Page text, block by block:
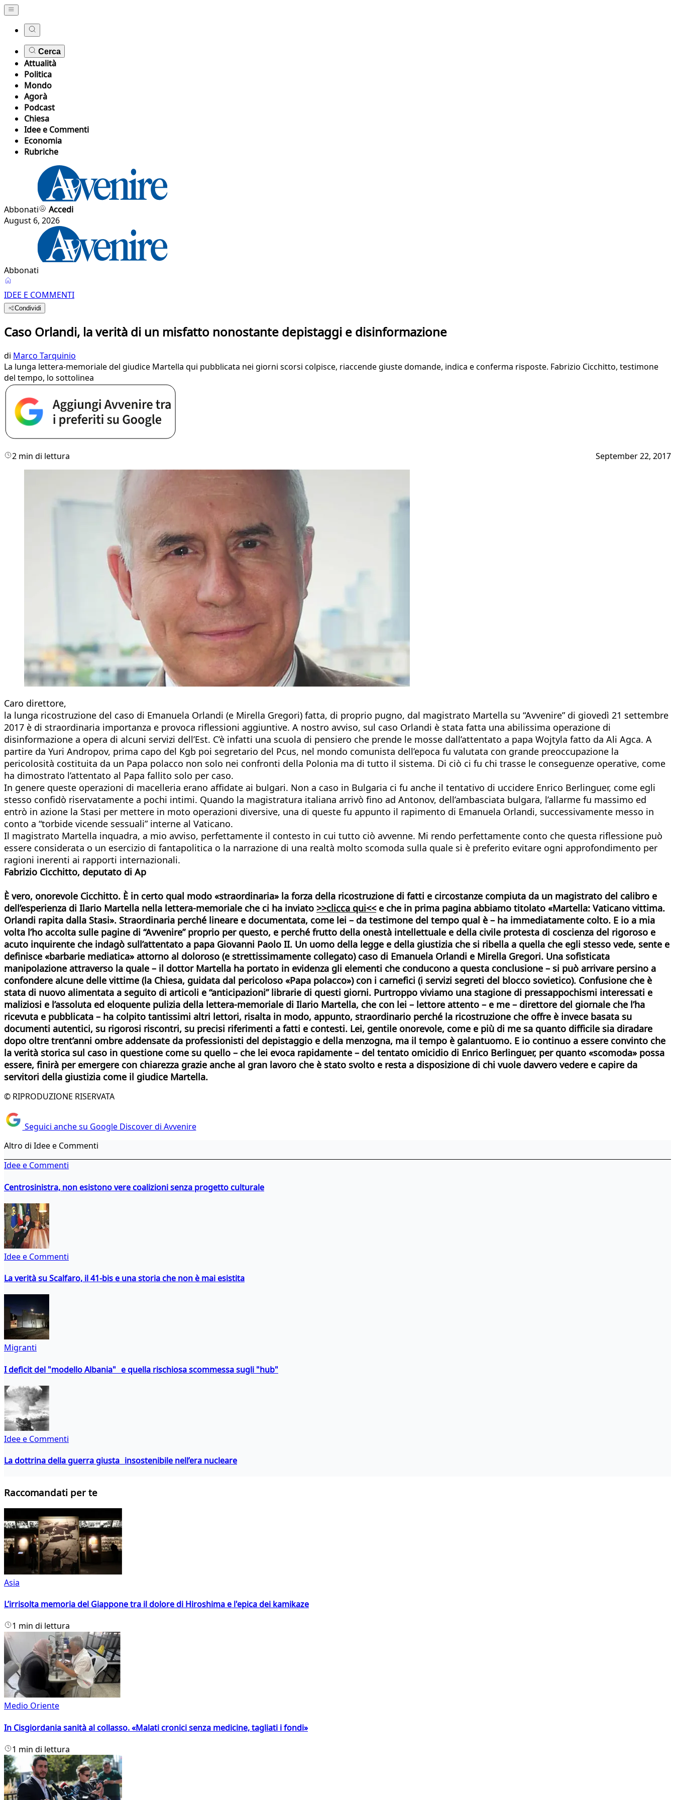
Cerca
Attualità
Politica
Mondo
Agorà
Podcast
Chiesa
Idee e Commenti
Economia
Rubriche
Abbonati
Accedi
August 6, 2026
Abbonati
IDEE E COMMENTI
Condividi
Caso Orlandi, la verità di un misfatto nonostante depistaggi e disinformazione
di Marco Tarquinio
La lunga lettera-memoriale del giudice Martella qui pubblicata nei giorni scorsi colpisce, riaccende giuste domande, indica e conferma risposte. Fabrizio Cicchitto, testimone
del tempo, lo sottolinea
2 min di lettura September 22, 2017
Caro direttore,
la lunga ricostruzione del caso di Emanuela Orlandi (e Mirella Gregori) fatta, di proprio pugno, dal magistrato Martella su “Avvenire” di giovedì 21 settembre
2017 è di straordinaria importanza e provoca riflessioni aggiuntive. A nostro avviso, sul caso Orlandi è stata fatta una abilissima operazione di
disinformazione a opera di alcuni servizi dell’Est. C’è infatti una scuola di pensiero che prende le mosse dall’attentato a papa Wojtyla fatto da Ali Agca. A
partire da Yuri Andropov, prima capo del Kgb poi segretario del Pcus, nel mondo comunista dell’epoca fu valutata con grande preoccupazione la
pericolosità costituita da un Papa polacco non solo nei confronti della Polonia ma di tutto il sistema. Di ciò ci fu chi trasse le conseguenze operative, come
ha dimostrato l’attentato al Papa fallito solo per caso.
In genere queste operazioni di macelleria erano affidate ai bulgari. Non a caso in Bulgaria ci fu anche il tentativo di uccidere Enrico Berlinguer, come egli
stesso confidò riservatamente a pochi intimi. Quando la magistratura italiana arrivò fino ad Antonov, dell’ambasciata bulgara, l’allarme fu massimo ed
entrò in azione la Stasi per mettere in moto operazioni diversive, una di queste fu appunto il rapimento di Emanuela Orlandi, successivamente messo in
conto a “torbide vicende sessuali” interne al Vaticano.
Il magistrato Martella inquadra, a mio avviso, perfettamente il contesto in cui tutto ciò avvenne. Mi rendo perfettamente conto che questa riflessione può
essere considerata o un esercizio di fantapolitica o la narrazione di una realtà molto scomoda sulla quale si è preferito evitare ogni approfondimento per
ragioni inerenti ai rapporti internazionali.
Fabrizio Cicchitto, deputato di Ap
È vero, onorevole Cicchitto. È in certo qual modo «straordinaria» la forza della ricostruzione di fatti e circostanze compiuta da un magistrato del calibro e
dell’esperienza di Ilario Martella nella lettera-memoriale che ci ha inviato >>clicca qui<<e che in prima pagina abbiamo titolato «Martella: Vaticano vittima.
Orlandi rapita dalla Stasi». Straordinaria perché lineare e documentata, come lei – da testimone del tempo qual è – ha immediatamente colto. E io a mia
volta l’ho accolta sulle pagine di “Avvenire” proprio per questo, e perché frutto della onestà intellettuale e della civile protesta di coscienza del rigoroso e
acuto inquirente che indagò sull’attentato a papa Giovanni Paolo II. Un uomo della legge e della giustizia che si ribella a quella che egli stesso vede, sente e
definisce «barbarie mediatica» attorno al doloroso (e strettissimamente collegato) caso di Emanuela Orlandi e Mirella Gregori. Una sofisticata
manipolazione attraverso la quale – il dottor Martella ha portato in evidenza gli elementi che conducono a questa conclusione – si può arrivare persino a
confondere alcune delle vittime (la Chiesa, guidata dal pericoloso «Papa polacco») con i carnefici (i servizi segreti del blocco sovietico). Confusione che è
stata di nuovo alimentata a seguito di articoli e “anticipazioni” librarie di questi giorni. Purtroppo viviamo una stagione di pressappochismi interessati e
maliziosi e l’assoluta ed eloquente pulizia della lettera-memoriale di Ilario Martella, che con lei – lettore attento – e me – direttore del giornale che l’ha
ricevuta e pubblicata – ha colpito tantissimi altri lettori, risalta in modo, appunto, straordinario perché la ricostruzione che offre è invece basata su
documenti autentici, su rigorosi riscontri, su precisi riferimenti a fatti e contesti. Lei, gentile onorevole, come e più di me sa quanto difficile sia diradare
dopo oltre trent’anni ombre addensate da professionisti del depistaggio e della menzogna, ma il tempo è galantuomo. E io continuo a essere convinto che
la verità storica sul caso in questione come su quello – che lei evoca rapidamente – del tentato omicidio di Enrico Berlinguer, per quanto «scomoda» possa
essere, finirà per emergere con chiarezza grazie anche al gran lavoro che è stato svolto e resta a disposizione di chi vuole davvero vedere e capire da
servitori della giustizia come il giudice Martella.
© RIPRODUZIONE RISERVATA
Seguici anche su Google Discover di Avvenire
Altro di Idee e Commenti
Idee e Commenti
Centrosinistra, non esistono vere coalizioni senza progetto culturale
Idee e Commenti
La verità su Scalfaro, il 41-bis e una storia che non è mai esistita
Migranti
I deficit del "modello Albania" e quella rischiosa scommessa sugli "hub"
Idee e Commenti
La dottrina della guerra giusta insostenibile nell’era nucleare
Raccomandati per te
Asia
L’irrisolta memoria del Giappone tra il dolore di Hiroshima e l'epica dei kamikaze
1 min di lettura
Medio Oriente
In Cisgiordania sanità al collasso. «Malati cronici senza medicine, tagliati i fondi»
1 min di lettura